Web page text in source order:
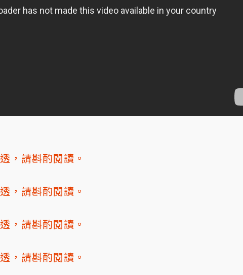
，請斟酌閱讀。
，請斟酌閱讀。
，請斟酌閱讀。
，請斟酌閱讀。